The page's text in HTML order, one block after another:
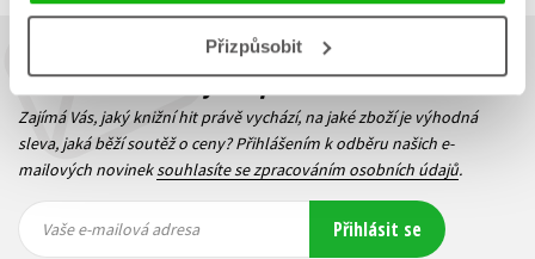
Přizpůsobit
Budete to vědět jako první!
Zajímá Vás, jaký knižní hit právě vychází, na jaké zboží je výhodná
sleva, jaká běží soutěž o ceny? Přihlášením k odběru našich e-
mailových novineksouhlasíte se zpracováním osobních údajů.
mailová
mailová
Vaše e-mailová adresa Přihlásit se